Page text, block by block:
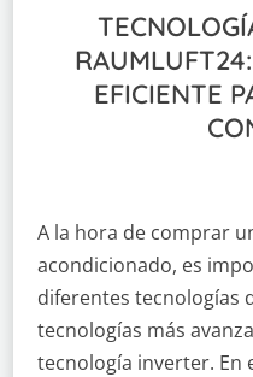
EFICIENTE
A la hora de comprar
acondicionado, es
diferentes tecnologías
tecnologías más
tecnología inverter. En